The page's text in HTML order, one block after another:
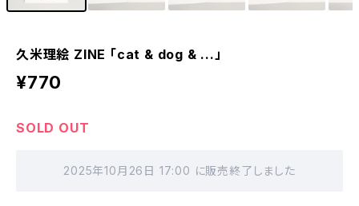
久米理絵 ZINE 「cat & dog & ...」
¥770
SOLD OUT
2025年10月26日 17:00 に販売終了しました